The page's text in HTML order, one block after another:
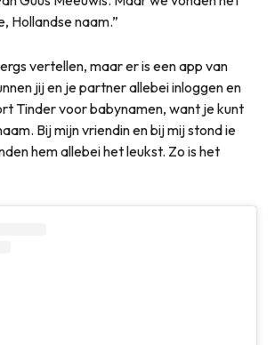
Hollandse naam.”
vertellen, maar er is een app van
jij en je partner allebei inloggen en
Tinder voor babynamen, want je kunt
Bij mijn vriendin en bij mij stond ie
hem allebei het leukst. Zo is het